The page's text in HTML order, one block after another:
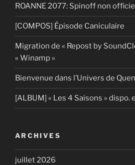
ROANNE 2077: Spinoff non
[COMPOS] Épisode Caniculaire
Migration de « Repost by
« Winamp »
Bienvenue dans l’Univers de
[ALBUM] « Les 4 Saisons » dispo.
ARCHIVES
juillet 2026